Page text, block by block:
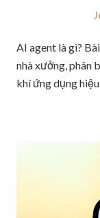
AI agent là gì?
nhà xưởng, phân
khí ứng dụng